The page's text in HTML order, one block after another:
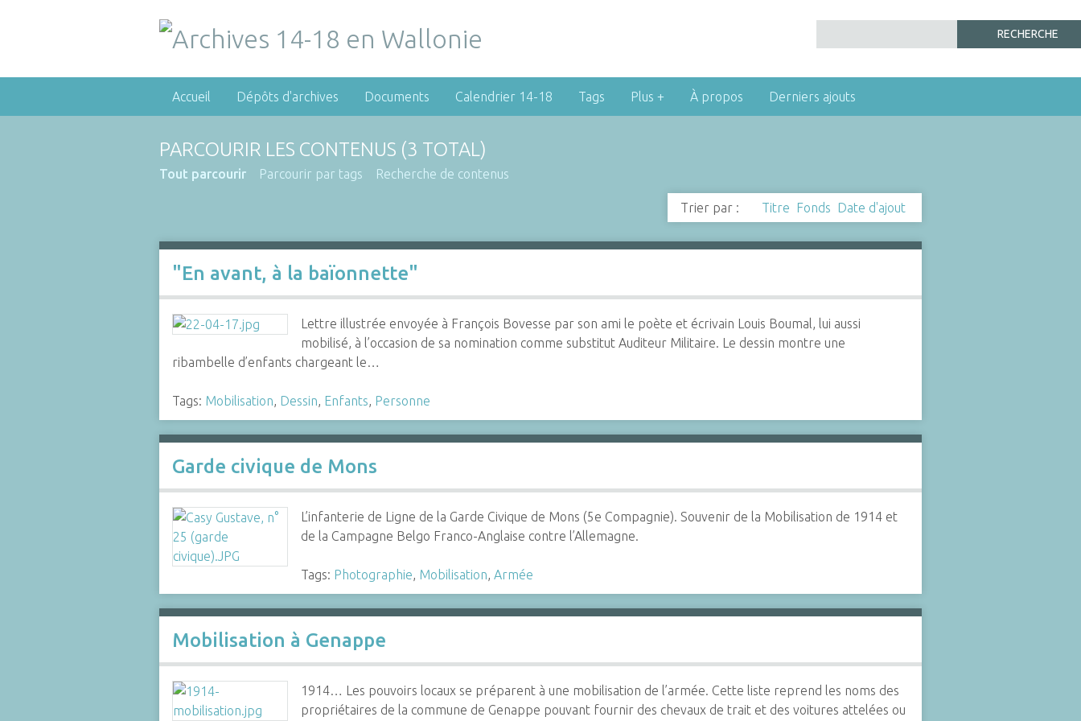
Accueil Dépôts d'archives Documents Calendrier 14-18 Tags Plus + À propos Derniers ajouts
PARCOURIR LES CONTENUS (3 TOTAL)
Tout parcourir Parcourir par tags Recherche de contenus
Trier par : Titre Fonds Date d'ajout
"En avant, à la baïonnette"
Lettre illustrée envoyée à François Bovesse par son ami le poète et écrivain Louis Boumal, lui aussi
mobilisé, à l’occasion de sa nomination comme substitut Auditeur Militaire. Le dessin montre une
ribambelle d’enfants chargeant le…
Tags: Mobilisation, Dessin, Enfants, Personne
Garde civique de Mons
L’infanterie de Ligne de la Garde Civique de Mons (5e Compagnie). Souvenir de la Mobilisation de 1914 et
de la Campagne Belgo Franco-Anglaise contre l’Allemagne.
Tags: Photographie, Mobilisation, Armée
Mobilisation à Genappe
1914… Les pouvoirs locaux se préparent à une mobilisation de l’armée. Cette liste reprend les noms des
propriétaires de la commune de Genappe pouvant fournir des chevaux de trait et des voitures attelées ou